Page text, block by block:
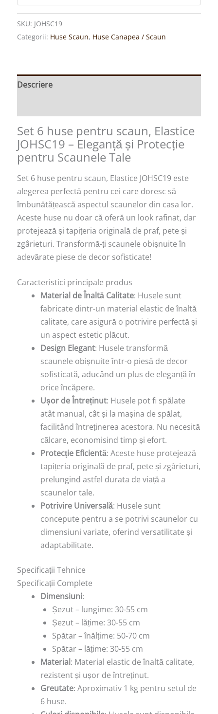
SKU: JOHSC19
Categorii: Huse Scaun, Huse Canapea / Scaun
Descriere
Set 6 huse pentru scaun, Elastice
JOHSC19 – Eleganță și Protecție
pentru Scaunele Tale
Set 6 huse pentru scaun, Elastice JOHSC19 este
alegerea perfectă pentru cei care doresc să
îmbunătățească aspectul scaunelor din casa lor.
Aceste huse nu doar că oferă un look rafinat, dar
protejează și tapițeria originală de praf, pete și
zgârieturi. Transformă-ți scaunele obișnuite în
adevărate piese de decor sofisticate!
Caracteristici principale produs
Material de Înaltă Calitate: Husele sunt
fabricate dintr-un material elastic de înaltă
calitate, care asigură o potrivire perfectă și
un aspect estetic plăcut.
Design Elegant: Husele transformă
scaunele obișnuite într-o piesă de decor
sofisticată, aducând un plus de eleganță în
orice încăpere.
Ușor de Întreținut: Husele pot fi spălate
atât manual, cât și la mașina de spălat,
facilitând întreținerea acestora. Nu necesită
călcare, economisind timp și efort.
Protecție Eficientă: Aceste huse protejează
tapițeria originală de praf, pete și zgârieturi,
prelungind astfel durata de viață a
scaunelor tale.
Potrivire Universală: Husele sunt
concepute pentru a se potrivi scaunelor cu
dimensiuni variate, oferind versatilitate și
adaptabilitate.
Specificații Tehnice
Specificații Complete
Dimensiuni:
Șezut – lungime: 30-55 cm
Șezut – lățime: 30-55 cm
Spătar – înălțime: 50-70 cm
Spătar – lățime: 30-55 cm
Material: Material elastic de înaltă calitate,
rezistent și ușor de întreținut.
Greutate: Aproximativ 1 kg pentru setul de
6 huse.